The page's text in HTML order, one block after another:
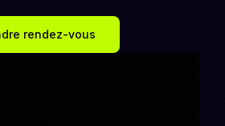
rendez-vous